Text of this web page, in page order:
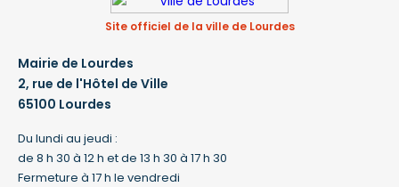
Site officiel de la ville de Lourdes
Mairie de Lourdes
2, rue de l'Hôtel de Ville
65100 Lourdes
Du lundi au jeudi :
de 8 h 30 à 12 h et de 13 h 30 à 17 h 30
Fermeture à 17 h le vendredi